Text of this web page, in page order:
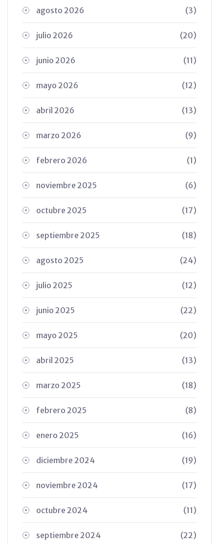
agosto 2026 (3)
julio 2026 (20)
junio 2026 (11)
mayo 2026 (12)
abril 2026 (13)
marzo 2026 (9)
febrero 2026 (1)
noviembre 2025 (6)
octubre 2025 (17)
septiembre 2025 (18)
agosto 2025 (24)
julio 2025 (12)
junio 2025 (22)
mayo 2025 (20)
abril 2025 (13)
marzo 2025 (18)
febrero 2025 (8)
enero 2025 (16)
diciembre 2024 (19)
noviembre 2024 (17)
octubre 2024 (11)
septiembre 2024 (22)